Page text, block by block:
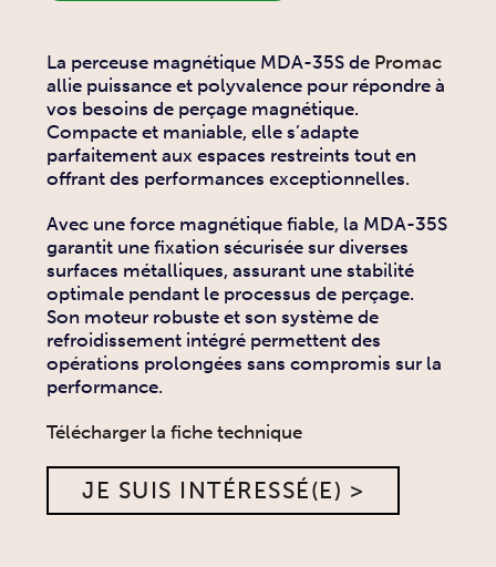
La perceuse magnétique MDA-35S de Promac
allie puissance et polyvalence pour répondre à
vos besoins de perçage magnétique.
Compacte et maniable, elle s’adapte
parfaitement aux espaces restreints tout en
offrant des performances exceptionnelles.
Avec une force magnétique fiable, la MDA-35S
garantit une fixation sécurisée sur diverses
surfaces métalliques, assurant une stabilité
optimale pendant le processus de perçage.
Son moteur robuste et son système de
refroidissement intégré permettent des
opérations prolongées sans compromis sur la
performance.
Télécharger la fiche technique
JE SUIS INTÉRESSÉ(E) >